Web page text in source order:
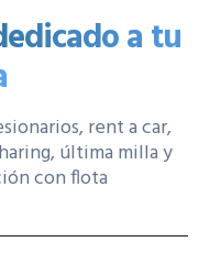
a tu
rent a car,
última milla y
con flota